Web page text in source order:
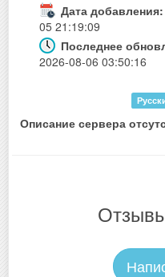
Дата добавления:
05 21:19:09
Последнее
2026-08-06 03:50:16
Описание сервера